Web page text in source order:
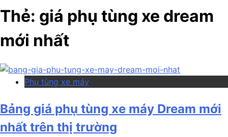
Thẻ: giá phụ tùng xe dream
mới nhất
Phụ tùng xe máy
Bảng giá phụ tùng xe máy Dream mới
nhất trên thị trường